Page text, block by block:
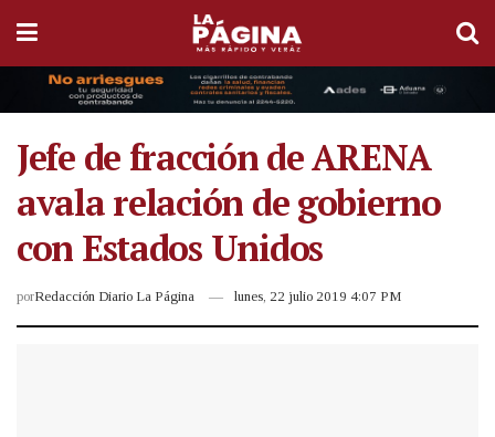
Jefe de fracción de ARENA
avala relación de gobierno
con Estados Unidos
porRedacción Diario La Página lunes, 22 julio 2019 4:07 PM